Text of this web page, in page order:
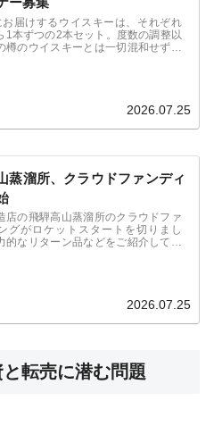
ー募集
届けするウイスキーは、それぞれ
1本ずつの2本セット。度数の調整以
樽のウイスキーとは一切混和せず瓶
2026.07.25
蒸溜所、クラウドファンディ
店の飛騨高山蒸溜所のクラウドファ
グがロケットスタートを切りまし
的なリターン品などをご紹介してい
2026.07.25
転売に潜む問題